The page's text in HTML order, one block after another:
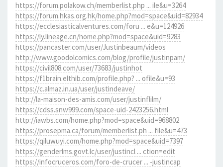
https://forum.polakow.ch/memberlist.php ... ile&u=3264
https://forum.hkas.org.hk/home.php?mod=space&uid=82934
https://ecclesiasticalventures.com/foru ... e&u=124926
https://ly.lineage.cn/home.php?mod=space&uid=9283
https://pancaster.com/user/Justinbeaum/videos
http://www.goodolcomics.com/blog/profile/justinpam/
https://civil808.com/user/73683/justinhot
https://f1brain.elthib.com/profile.php? ... ofile&u=93
https://c.almaz.in.ua/user/justindeave/
http://la-maison-des-amis.com/user/justinflilm/
https://cdss.snw999.com/space-uid-2423256.html
http://iawbs.com/home.php?mod=space&uid=968802
https://prosepma.ca/forum/memberlist.ph ... file&u=473
https://qiluwuyi.com/home.php?mod=space&uid=7397
https://genderlms.govt.lc/user/justincl ... ction=edit
https://infocruceros.com/foro-de-crucer ... -justincap